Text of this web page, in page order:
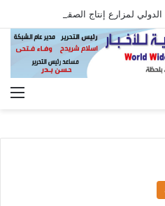
لمزارع إنتاج الصقور 2026”